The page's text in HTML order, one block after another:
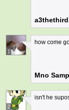
a3thethird
1
how come
Mno
2
isn't he